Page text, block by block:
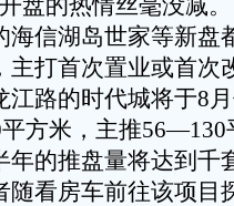
盘的热情丝毫没减
海信湖岛世家等新盘
主打首次置业或首次
江路的时代城将于8
方米，主推56—130
年的推盘量将达到千
随看房车前往该项目